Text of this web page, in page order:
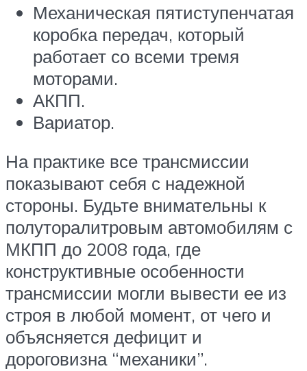
Механическая пятиступенчатая
коробка передач, который
работает со всеми тремя
моторами.
АКПП.
Вариатор.
На практике все трансмиссии
показывают себя с надежной
стороны. Будьте внимательны к
полуторалитровым автомобилям с
МКПП до 2008 года, где
конструктивные особенности
трансмиссии могли вывести ее из
строя в любой момент, от чего и
объясняется дефицит и
дороговизна “механики”.